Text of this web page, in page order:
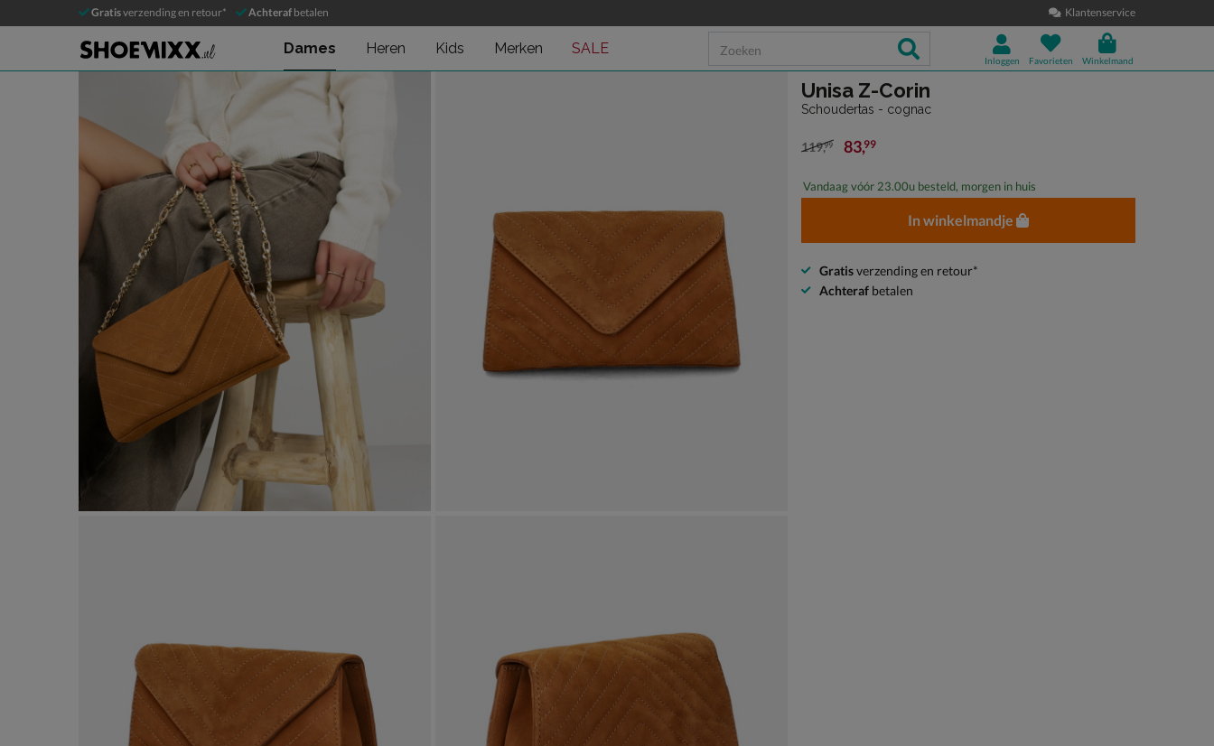
Gratisverzending en retour* Achteraf betalen Klantenservice
Dames Heren Kids Merken SALE
Inloggen Favorieten Winkelmand
Unisa Z-Corin
Schoudertas
Unisa Z-Corin
Schoudertas - cognac
van € 119,99 voor € 83,99
119,99 83,99
Vandaag vóór 23.00u besteld, morgen in huis
In winkelmandje
Gratisverzending en retour*
Achteraf betalen